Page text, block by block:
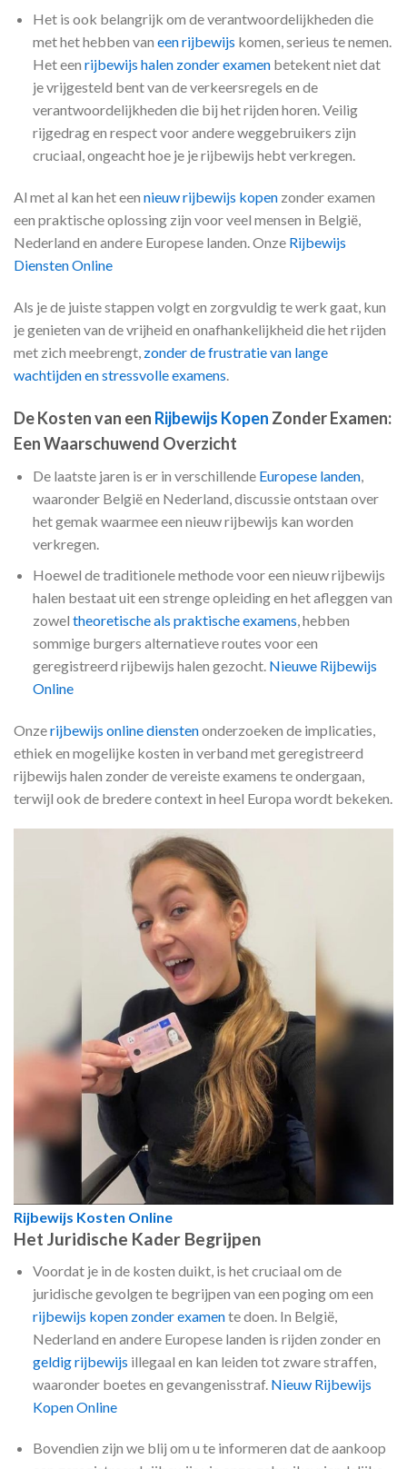
Het is ook belangrijk om de verantwoordelijkheden die
met het hebben van een rijbewijs komen, serieus te nemen.
Het een rijbewijs halen zonder examenbetekent niet dat
je vrijgesteld bent van de verkeersregels en de
verantwoordelijkheden die bij het rijden horen. Veilig
rijgedrag en respect voor andere weggebruikers zijn
cruciaal, ongeacht hoe je je rijbewijs hebt verkregen.
Al met al kan het een nieuw rijbewijs kopen zonder examen
een praktische oplossing zijn voor veel mensen in België,
Nederland en andere Europese landen. Onze Rijbewijs
Diensten Online
Als je de juiste stappen volgt en zorgvuldig te werk gaat, kun
je genieten van de vrijheid en onafhankelijkheid die het rijden
met zich meebrengt, zonder de frustratie van lange
wachtijden en stressvolle examens.
De Kosten van een Rijbewijs Kopen Zonder Examen:
Een Waarschuwend Overzicht
De laatste jaren is er in verschillende Europese landen,
waaronder België en Nederland, discussie ontstaan over
het gemak waarmee een nieuw rijbewijs kan worden
verkregen.
Hoewel de traditionele methode voor een nieuw rijbewijs
halen bestaat uit een strenge opleiding en het afleggen van
zowel theoretische als praktische examens, hebben
sommige burgers alternatieve routes voor een
geregistreerd rijbewijs halen gezocht. Nieuwe Rijbewijs
Online
Onzerijbewijs online dienstenonderzoeken de implicaties,
ethiek en mogelijke kosten in verband met geregistreerd
rijbewijs halen zonder de vereiste examens te ondergaan,
terwijl ook de bredere context in heel Europa wordt bekeken.
Rijbewijs Kosten Online
Het Juridische Kader Begrijpen
Voordat je in de kosten duikt, is het cruciaal om de
juridische gevolgen te begrijpen van een poging om een
rijbewijs kopen zonder examente doen. In België,
Nederland en andere Europese landen is rijden zonder en
geldig rijbewijs illegaal en kan leiden tot zware straffen,
waaronder boetes en gevangenisstraf. Nieuw Rijbewijs
Kopen Online
Bovendien zijn we blij om u te informeren dat de aankoop